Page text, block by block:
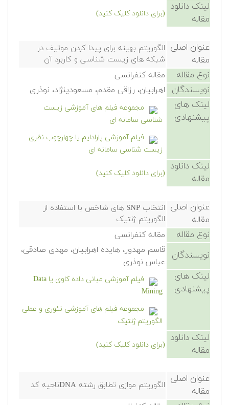
لینک دانلود
مقاله
(برای دانلود کلیک کنید)
عنوان اصلی
مقاله
الگوریتم بهینه برای پیدا کردن موتیف در
شبکه های زیست شناسی و کاربرد آن
نوع مقاله مقاله کنفرانسی
نویسندگان اهرابیان، رزاقی مقدم، مسعودینژاد، نوذری
لینک های
پیشنهادی
مجموعه فیلم های آموزشی زیست
شناسی سامانه ای
فیلم آموزشی پارادایم یا چهارچوب نظری
زیست شناسی سامانه ای
لینک دانلود
مقاله
(برای دانلود کلیک کنید)
عنوان اصلی
مقاله
انتخاب SNP های شاخص با استفاده از
الگوریتم ژنتیک
نوع مقاله مقاله کنفرانسی
نویسندگان
قاسم مهدور، هایده اهرابیان، مهدی صادقی،
عباس نوذری
لینک های
پیشنهادی
فیلم آموزشی مبانی داده کاوی یا Data
Mining
مجموعه فیلم های آموزشی تئوری و عملی
الگوریتم ژنتیک
لینک دانلود
مقاله
(برای دانلود کلیک کنید)
عنوان اصلی
مقاله
الگوریتم موازی تطابق رشته DNAناحیه كد